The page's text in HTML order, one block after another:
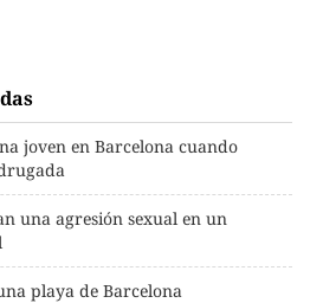
joven en Barcelona cuando
una agresión sexual en un
playa de Barcelona